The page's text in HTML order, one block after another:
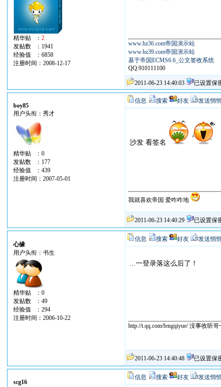
精华贴 ： 2
发贴数 ：1941
经验值 ：6858
注册时间：2008-12-17
www.hz36.com帝国演示站
www.hz39.com帝国演示站
基于帝国ECMS6.6_公文签收系统
QQ:910111100
2011-06-23 14:40:03 已设置保
boy85
用户头衔：秀才
精华贴 ：0
发贴数 ：177
经验值 ：439
注册时间：2007-05-01
信息 搜索 好友 发送悄
沙发 看签名
我就喜欢帝国 爱咋咋地
2011-06-23 14:40:29 已设置保
心缘
用户头衔：书生
精华贴 ：0
发贴数 ：49
经验值 ：294
注册时间：2006-10-22
信息 搜索 好友 发送悄
...一登录落这么后了！
http://t.qq.com/fengqiyue/ 没事收听哥
2011-06-23 14:40:48 已设置保
scg16
信息 搜索 好友 发送悄